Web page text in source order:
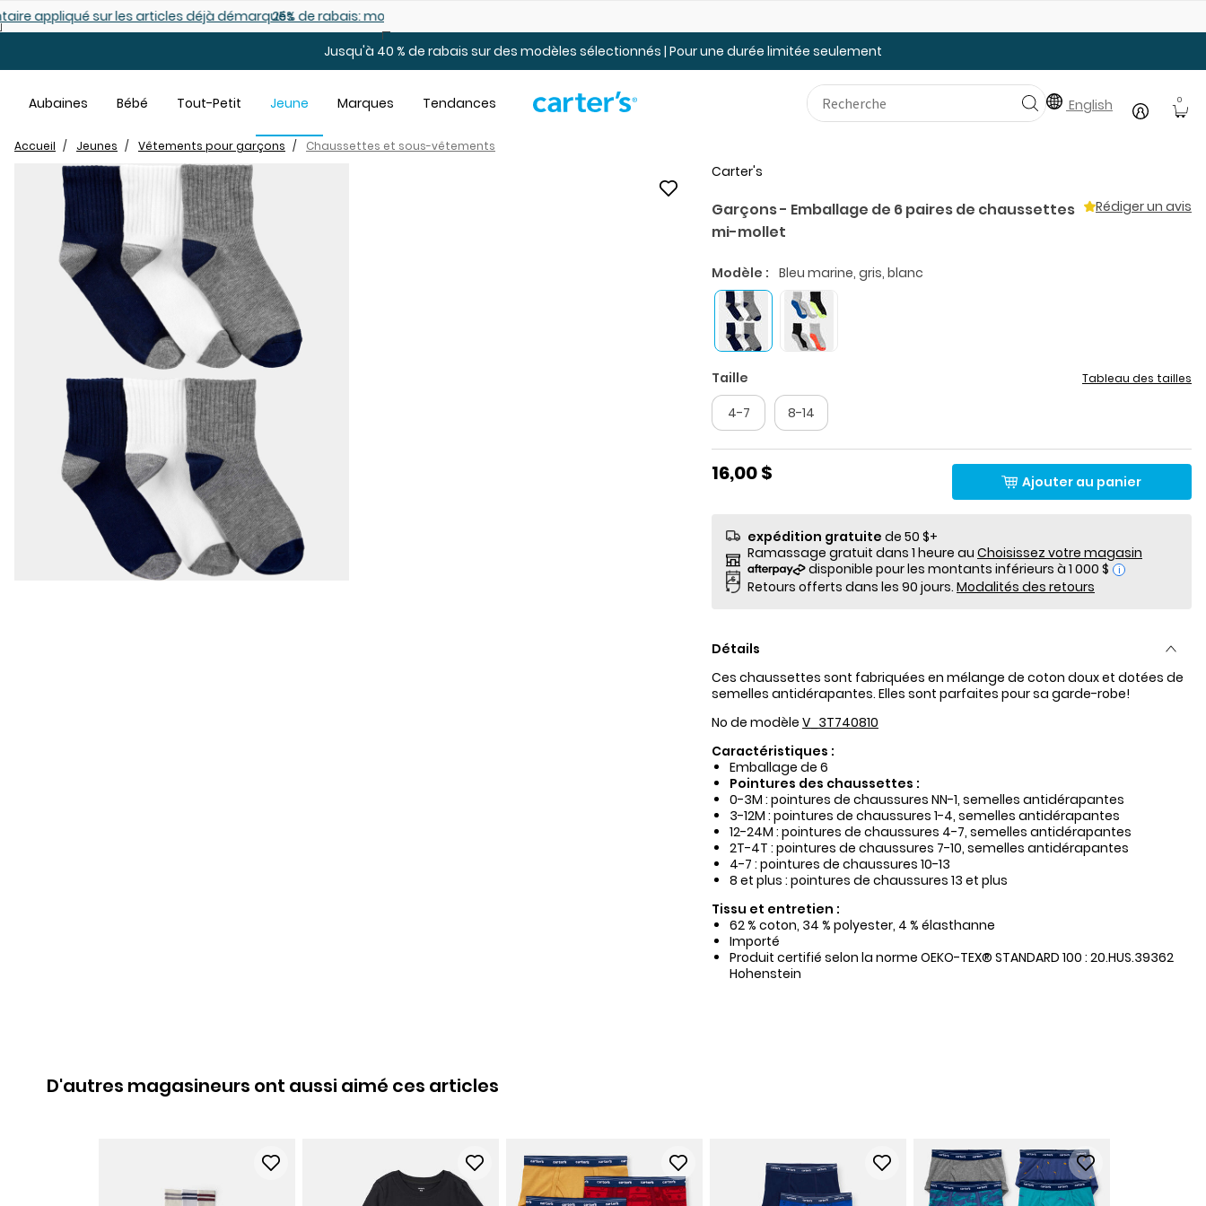
démarqués25% de rabais: modèles pour bébé
Jusqu'à 40 % de rabais sur des modèles sélectionnés | Pour une durée limitée seulement
Aubaines Bébé Tout-Petit Jeune Marques Tendances English 0
Accueil Jeunes Vêtements pour garçons Chaussettes et sous-vêtements
Carter's
Garçons - Emballage de 6 paires de chaussettes
mi-mollet
Rédiger un avis
Modèle : Bleu marine, gris, blanc
Taille Tableau des tailles
4-7 8-14
16,00 $ Ajouter au panier
expédition gratuite de 50 $+
Ramassage gratuit dans 1 heure au Choisissez votre magasin
i
Retours offerts dans les 90 jours. Modalités des retours
Détails
Ces chaussettes sont fabriquées en mélange de coton doux et dotées de
semelles antidérapantes. Elles sont parfaites pour sa garde-robe!
No de modèle V_3T740810
Caractéristiques :
Emballage de 6
Pointures des chaussettes :
0-3M : pointures de chaussures NN-1, semelles antidérapantes
3-12M : pointures de chaussures 1-4, semelles antidérapantes
12-24M : pointures de chaussures 4-7, semelles antidérapantes
2T-4T : pointures de chaussures 7-10, semelles antidérapantes
4-7 : pointures de chaussures 10-13
8 et plus : pointures de chaussures 13 et plus
Tissu et entretien :
62 % coton, 34 % polyester, 4 % élasthanne
Importé
Produit certifié selon la norme OEKO-TEX® STANDARD 100 : 20.HUS.39362
Hohenstein
D'autres magasineurs ont aussi aimé ces articles